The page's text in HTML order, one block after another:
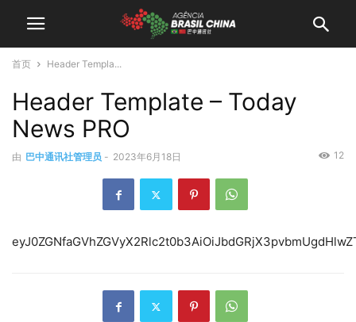
首页 Header Templa...
Header Template – Today
News PRO
由 巴中通讯社管理员 - 2023年6月18日 12